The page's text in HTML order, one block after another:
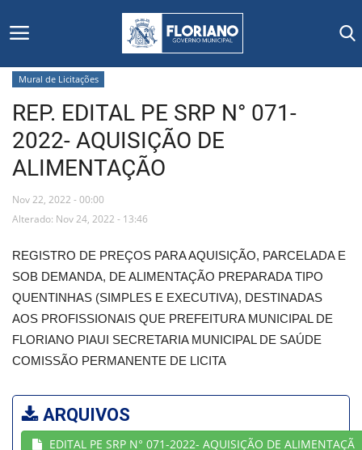
Início
Editais
Floriano
Mural de Licitações
Notícias
Vídeos
Webmail
Contato
Mural de Licitações
REP. EDITAL PE SRP N° 071-
2022- AQUISIÇÃO DE
ALIMENTAÇÃO
Nov 22, 2022 - 00:00
Alterado: Nov 24, 2022 - 13:46
REGISTRO DE PREÇOS PARA AQUISIÇÃO, PARCELADA E
SOB DEMANDA, DE ALIMENTAÇÃO PREPARADA TIPO
QUENTINHAS (SIMPLES E EXECUTIVA), DESTINADAS
AOS PROFISSIONAIS QUE PREFEITURA MUNICIPAL DE
FLORIANO PIAUI SECRETARIA MUNICIPAL DE SAÚDE
COMISSÃO PERMANENTE DE LICITA
ARQUIVOS
EDITAL PE SRP N° 071-2022- AQUISIÇÃO DE ALIMENTAÇÃ